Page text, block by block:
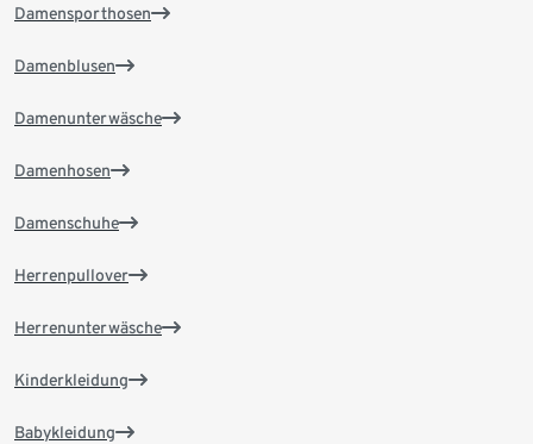
Damensporthosen
Damenblusen
Damenunterwäsche
Damenhosen
Damenschuhe
Herrenpullover
Herrenunterwäsche
Kinderkleidung
Babykleidung